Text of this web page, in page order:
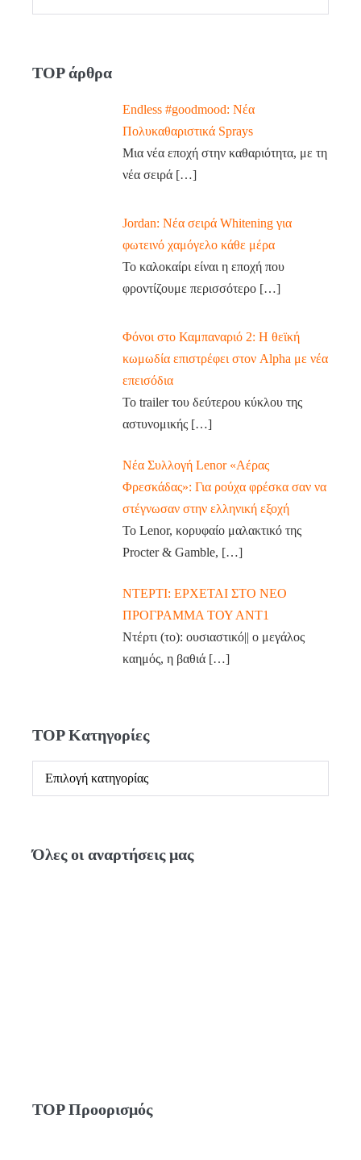
TOP άρθρα
Endless #goodmood: Νέα
Πολυκαθαριστικά Sprays
Μια νέα εποχή στην καθαριότητα, με τη
νέα σειρά […]
Jordan: Νέα σειρά Whitening για
φωτεινό χαμόγελο κάθε μέρα
Το καλοκαίρι είναι η εποχή που
φροντίζουμε περισσότερο […]
Φόνοι στο Καμπαναριό 2: Η θεϊκή
κωμωδία επιστρέφει στον Alpha με νέα
επεισόδια
Το trailer του δεύτερου κύκλου της
αστυνομικής […]
Νέα Συλλογή Lenor «Αέρας
Φρεσκάδας»: Για ρούχα φρέσκα σαν να
στέγνωσαν στην ελληνική εξοχή
Το Lenor, κορυφαίο μαλακτικό της
Procter & Gamble, […]
ΝΤΕΡΤΙ: ΕΡΧΕΤΑΙ ΣΤΟ ΝΕΟ
ΠΡΟΓΡΑΜΜΑ ΤΟΥ ΑΝΤ1
Ντέρτι (το): ουσιαστικό|| ο μεγάλος
καημός, η βαθιά […]
TOP Κατηγορίες
Όλες οι αναρτήσεις μας
TOP Προορισμός